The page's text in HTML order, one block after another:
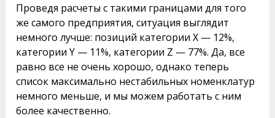
Проведя расчеты с такими границами для того
же самого предприятия, ситуация выглядит
немного лучше: позиций категории X — 12%,
категории Y — 11%, категории Z — 77%. Да, все
равно все не очень хорошо, однако теперь
список максимально нестабильных номенклатур
немного меньше, и мы можем работать с ним
более качественно.